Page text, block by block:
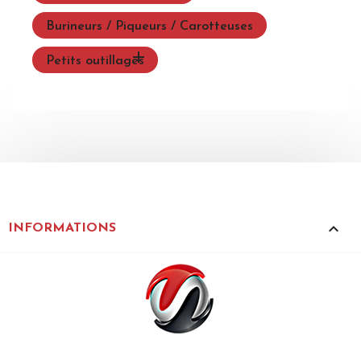
Burineurs / Piqueurs / Carotteuses
Petits outillages

INFORMATIONS keyboard_arrow_up